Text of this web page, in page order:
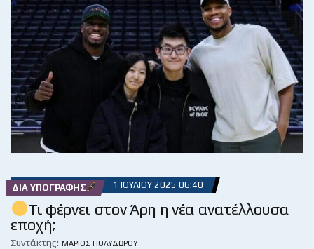
ΔΙΑ ΥΠΟΓΡΑΦΉΣ 1 ΙΟΥΛΊΟΥ 2025 06:40
Τι φέρνει στον Άρη η νέα ανατέλλουσα
εποχή;
Συντάκτης: ΜΆΡΙΟΣ ΠΟΛΥΔΏΡΟΥ